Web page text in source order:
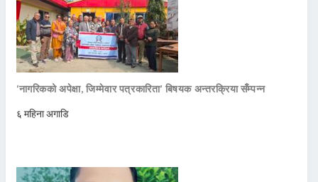
‘नागरिकको अपेक्षा, जिम्मेवार पत्रकारिता’ बिषयक अन्तरक्रिया सँम्पन्न
६ महिना अगाडि